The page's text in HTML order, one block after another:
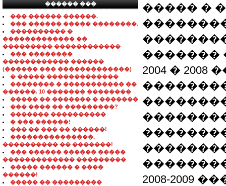
������ ���
���������������
��� ������ ������.
��� ������ ����� ��������.
���������� �
������������� ��
��������� ������������
��� ��������
������������ ������
(������ ��� �������������)
� ����� �������������
�������� � ����������� ��
������. 10 ������� ��������
����� �� ������� � �������
��� ���� �� ���������?
������� ����������
� ��� ������!
��� �� ��� �� ������!
���������������.
���������� �� �������!
��� ������ ������ �����
������������� ���������
����� ������ � ����
������!
����� �� ���������
����� �
�������
2004 �
2008-2009